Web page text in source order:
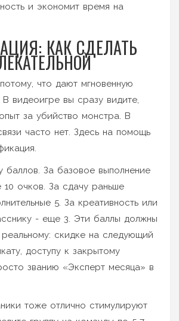
и экономит время на
КАК СДЕЛАТЬ
что дают мгновенную
В видеоигре вы сразу видите,
за убийство монстра. В
часто нет. Здесь на помощь
баллов. За базовое выполнение
10 очков. За сдачу раньше
5. За креативность или
- еще 3. Эти баллы должны
скидке на следующий
доступу к закрытому
званию «Эксперт месяца» в
тоже отлично стимулируют